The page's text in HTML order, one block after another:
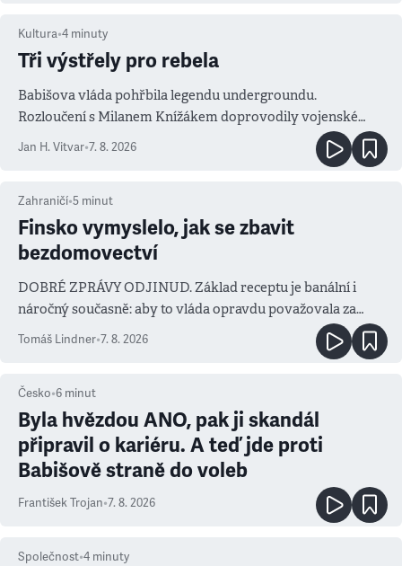
Kultura•4 minuty
Tři výstřely pro rebela
Babišova vláda pohřbila legendu undergroundu.
Rozloučení s Milanem Knížákem doprovodily vojenské
salvy i kritika pokrokářů
Jan H. Vitvar•7. 8. 2026
Zahraničí•5 minut
Finsko vymyslelo, jak se zbavit
bezdomovectví
DOBRÉ ZPRÁVY ODJINUD. Základ receptu je banální i
náročný současně: aby to vláda opravdu považovala za
prioritu
Tomáš Lindner•7. 8. 2026
Česko•6 minut
Byla hvězdou ANO, pak ji skandál
připravil o kariéru. A teď jde proti
Babišově straně do voleb
František Trojan•7. 8. 2026
Společnost•4 minuty